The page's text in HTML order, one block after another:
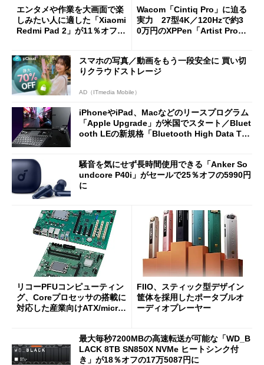
エンタメや作業を大画面で楽
しみたい人に適した「Xiaomi
Redmi Pad 2」が11％オフの
Wacom「Cintiq Pro」に迫る
実力 27型4K／120Hzで約3
0万円のXPPen「Artist Pro 2
スマホの写真／動画をもう一段安全に 買い切
りクラウドストレージ
AD（ITmedia Mobile）
iPhoneやiPad、Macなどのリースプログラム
「Apple Upgrade」が米国でスタート／Bluet
ooth LEの新規格「Bluetooth High Data Thr
騒音を気にせず長時間使用できる「Anker So
undcore P40i」がセールで25％オフの5990円
に
リコーPFUコンピューティン
グ、Coreプロセッサの搭載に
対応した産業向けATX/micro
FIIO、スティック型デザイン
筐体を採用したポータブルオ
ーディオプレーヤー
最大毎秒7200MBの高速転送が可能な「WD_B
LACK 8TB SN850X NVMe ヒートシンク付
き」が18％オフの17万5087円に